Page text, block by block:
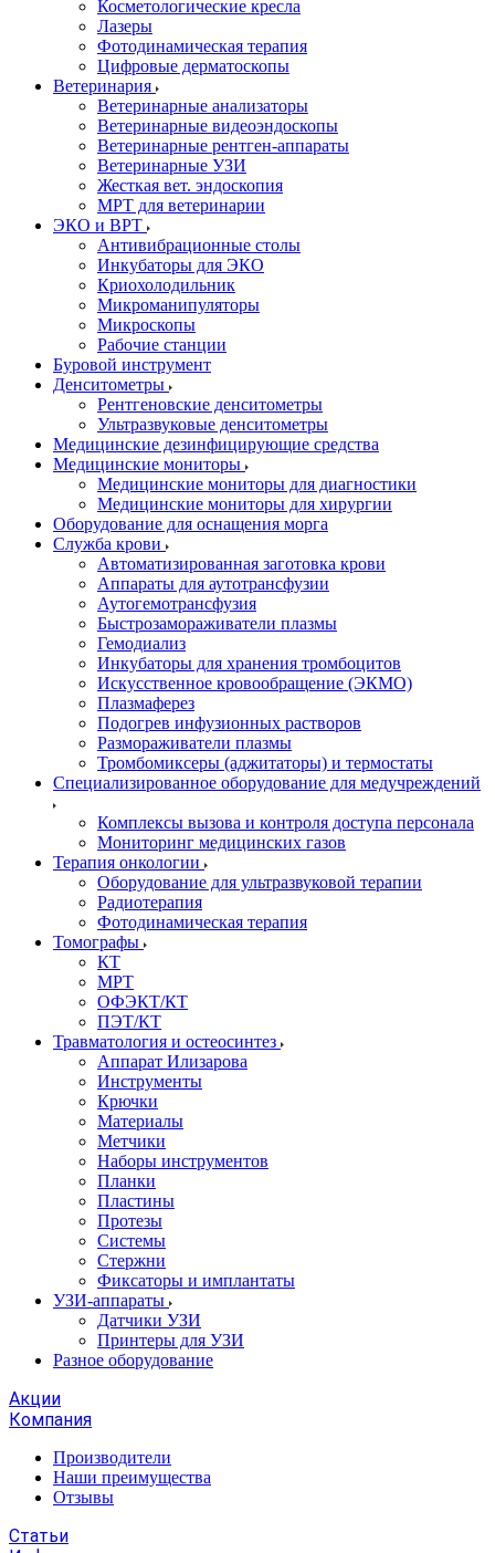
Косметологические кресла
Лазеры
Фотодинамическая терапия
Цифровые дерматоскопы
Ветеринария
Ветеринарные анализаторы
Ветеринарные видеоэндоскопы
Ветеринарные рентген-аппараты
Ветеринарные УЗИ
Жесткая вет. эндоскопия
МРТ для ветеринарии
ЭКО и ВРТ
Антивибрационные столы
Инкубаторы для ЭКО
Криохолодильник
Микроманипуляторы
Микроскопы
Рабочие станции
Буровой инструмент
Денситометры
Рентгеновские денситометры
Ультразвуковые денситометры
Медицинские дезинфицирующие средства
Медицинские мониторы
Медицинские мониторы для диагностики
Медицинские мониторы для хирургии
Оборудование для оснащения морга
Служба крови
Автоматизированная заготовка крови
Аппараты для аутотрансфузии
Аутогемотрансфузия
Быстрозамораживатели плазмы
Гемодиализ
Инкубаторы для хранения тромбоцитов
Искусственное кровообращение (ЭКМО)
Плазмаферез
Подогрев инфузионных растворов
Размораживатели плазмы
Тромбомиксеры (аджитаторы) и термостаты
Специализированное оборудование для медучреждений
Комплексы вызова и контроля доступа персонала
Мониторинг медицинских газов
Терапия онкологии
Оборудование для ультразвуковой терапии
Радиотерапия
Фотодинамическая терапия
Томографы
КТ
МРТ
ОФЭКТ/КТ
ПЭТ/КТ
Травматология и остеосинтез
Аппарат Илизарова
Инструменты
Крючки
Материалы
Метчики
Наборы инструментов
Планки
Пластины
Протезы
Системы
Стержни
Фиксаторы и имплантаты
УЗИ-аппараты
Датчики УЗИ
Принтеры для УЗИ
Разное оборудование
Акции
Компания
Производители
Наши преимущества
Отзывы
Статьи